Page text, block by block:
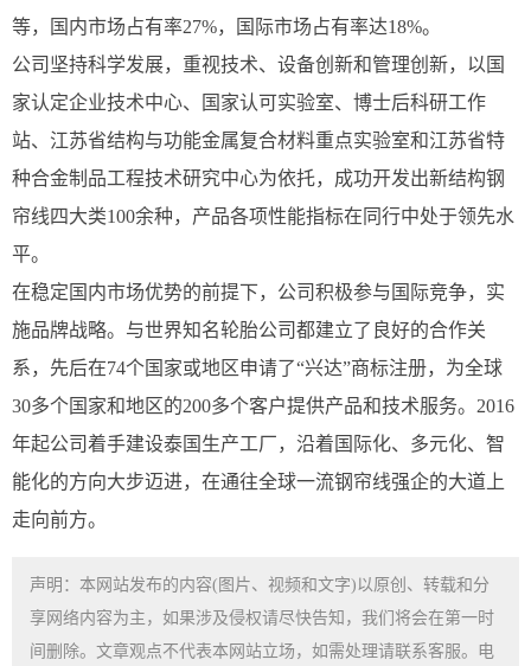
等，国内市场占有率27%，国际市场占有率达18%。
公司坚持科学发展，重视技术、设备创新和管理创新，以国
家认定企业技术中心、国家认可实验室、博士后科研工作
站、江苏省结构与功能金属复合材料重点实验室和江苏省特
种合金制品工程技术研究中心为依托，成功开发出新结构钢
帘线四大类100余种，产品各项性能指标在同行中处于领先水
平。
在稳定国内市场优势的前提下，公司积极参与国际竞争，实
施品牌战略。与世界知名轮胎公司都建立了良好的合作关
系，先后在74个国家或地区申请了“兴达”商标注册，为全球
30多个国家和地区的200多个客户提供产品和技术服务。2016
年起公司着手建设泰国生产工厂，沿着国际化、多元化、智
能化的方向大步迈进，在通往全球一流钢帘线强企的大道上
走向前方。
声明：本网站发布的内容(图片、视频和文字)以原创、转载和分
享网络内容为主，如果涉及侵权请尽快告知，我们将会在第一时
间删除。文章观点不代表本网站立场，如需处理请联系客服。电